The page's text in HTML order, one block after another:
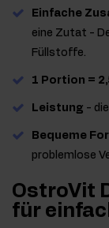
Einfache
eine Zutat -
Füllstoffe.
1 Portion =
Leistung -
Bequeme
problemlose
OstroVit
für